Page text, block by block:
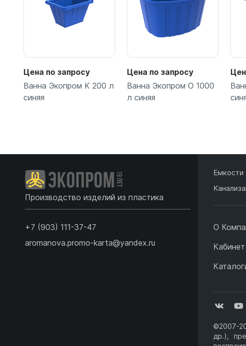
Цена по запросу
Ванна Экопром K 200 л
синяя
Цена по запросу
Ванна Экопром O 1000
л синяя
Производство изделий из пластика
+7 (903) 111-37-47
aromanova.promo-karta@yandex.ru
Емкости
О
©2007-
др.),